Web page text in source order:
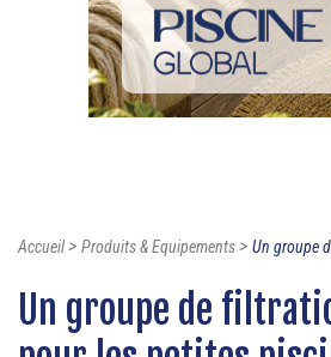
Accueil> Produits & Equipements> Un groupe
Un groupe de